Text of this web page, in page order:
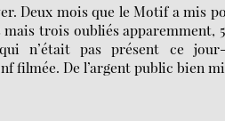
Deux mois que le Motif a mis
trois oubliés apparemment,
n’était pas présent ce
filmée. De l’argent public bien